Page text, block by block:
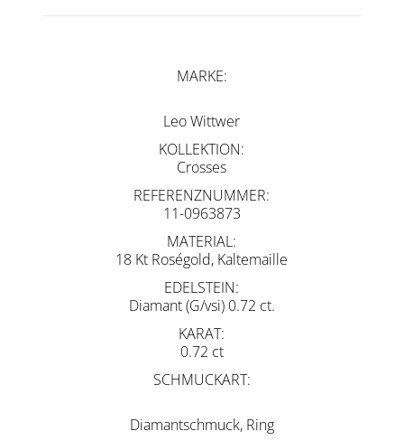
MARKE
Leo Wittwer
KOLLEKTION
Crosses
REFERENZNUMMER
11-0963873
MATERIAL
18 Kt Roségold, Kaltemaille
EDELSTEIN
Diamant (G/vsi) 0.72 ct.
KARAT
0.72 ct
SCHMUCKART
Diamantschmuck, Ring